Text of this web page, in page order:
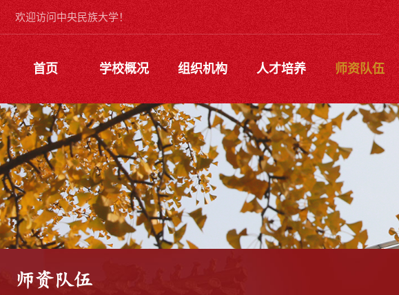
欢迎访问中央民族大学！
首页 学校概况 组织机构 人才培养 师资队伍
师资队伍